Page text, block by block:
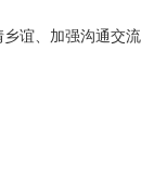
谊、加强沟通交